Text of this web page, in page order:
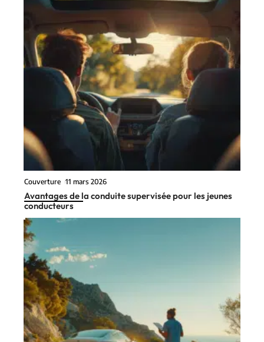
Couverture 11 mars 2026
Avantages de la conduite supervisée pour les jeunes
conducteurs